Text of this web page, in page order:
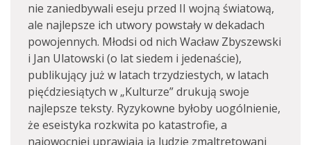
nie zaniedbywali eseju przed II wojną światową,
ale najlepsze ich utwory powstały w dekadach
powojennych. Młodsi od nich Wacław Zbyszewski
i Jan Ulatowski (o lat siedem i jedenaście),
publikujący już w latach trzydziestych, w latach
pięćdziesiątych w „Kulturze” drukują swoje
najlepsze teksty. Ryzykowne byłoby uogólnienie,
że eseistyka rozkwita po katastrofie, a
najowocniej uprawiają ją ludzie zmaltretowani